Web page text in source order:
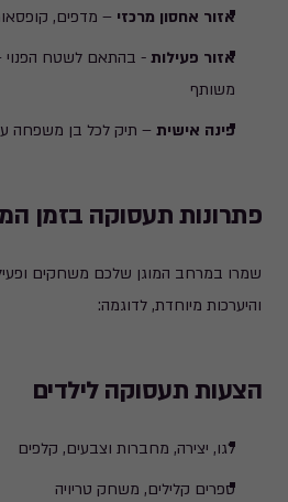
אזור אחסון מרכזי – מדפים,
אזור פעילות - בהתאם לשטח
משותף
פינה אישית – תיק לכל בן משפחה
פתרונות תעסוקה בזמן
שמרו במרחב המוגן שלכם משחקים
והיערכות מיוחדת, לדוגמה:
הצעות תעסוקה לילדים
לגו, יצירה, מחברות וצבעים, קלפים
ספרים קלילים, משחק טריויה